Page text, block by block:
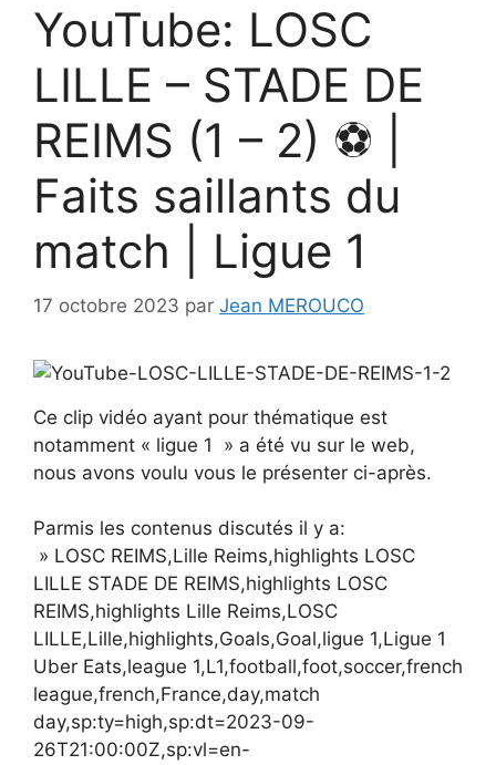
YouTube: LOSC
LILLE – STADE DE
REIMS (1 – 2) ⚽️ |
Faits saillants du
match | Ligue 1
17 octobre 2023 par Jean MEROUCO
Ce clip vidéo ayant pour thématique est
notamment « ligue 1 » a été vu sur le web,
nous avons voulu vous le présenter ci-après.
Parmis les contenus discutés il y a:
» LOSC REIMS,Lille Reims,highlights LOSC
LILLE STADE DE REIMS,highlights LOSC
REIMS,highlights Lille Reims,LOSC
LILLE,Lille,highlights,Goals,Goal,ligue 1,Ligue 1
Uber Eats,league 1,L1,football,foot,soccer,french
league,french,France,day,match
day,sp:ty=high,sp:dt=2023-09-
26T21:00:00Z,sp:vl=en-